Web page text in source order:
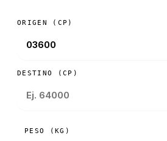
ORIGEN (CP)
DESTINO (CP)
PESO (KG)